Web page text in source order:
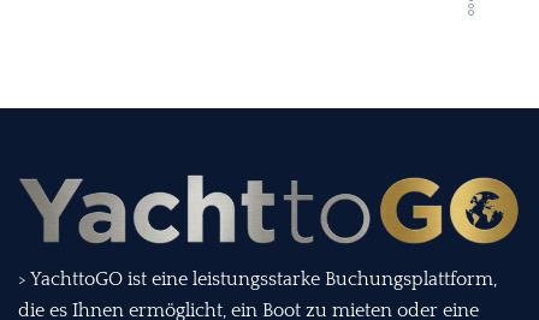
> YachttoGO ist eine leistungsstarke Buchungsplattform,
die es Ihnen ermöglicht, ein Boot zu mieten oder eine